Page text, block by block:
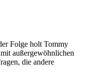
Folge holt Tommy
außergewöhnlichen
die andere